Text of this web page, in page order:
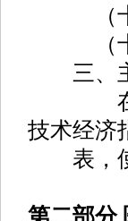
（十）
（十一
三、主
在总论
技术经济
表，使
第二部分